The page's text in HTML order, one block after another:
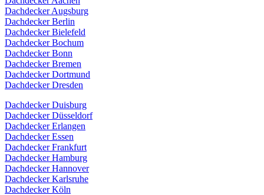
Dachdecker Augsburg
Dachdecker Berlin
Dachdecker Bielefeld
Dachdecker Bochum
Dachdecker Bonn
Dachdecker Bremen
Dachdecker Dortmund
Dachdecker Dresden
Dachdecker Duisburg
Dachdecker Düsseldorf
Dachdecker Erlangen
Dachdecker Essen
Dachdecker Frankfurt
Dachdecker Hamburg
Dachdecker Hannover
Dachdecker Karlsruhe
Dachdecker Köln